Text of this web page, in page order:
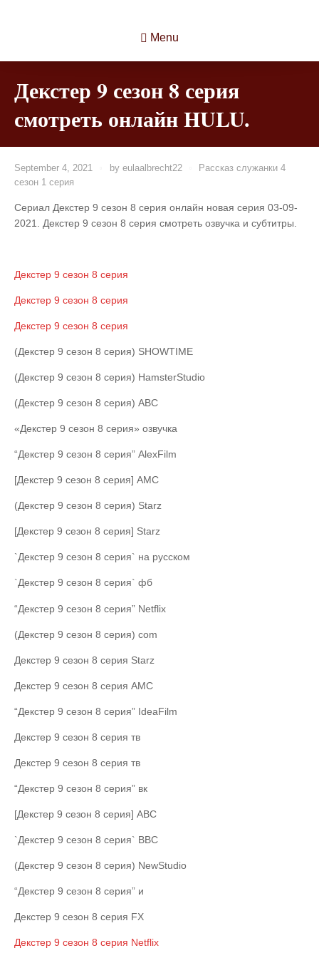
Menu
Декстер 9 сезон 8 серия
смотреть онлайн HULU.
September 4, 2021 by eulaalbrecht22
Рассказ служанки 4
сезон 1 серия
Сериал Декстер 9 сезон 8 серия онлайн новая серия 03-09-
2021. Декстер 9 сезон 8 серия смотреть озвучка и субтитры.
Декстер 9 сезон 8 серия
Декстер 9 сезон 8 серия
Декстер 9 сезон 8 серия
(Декстер 9 сезон 8 серия) SHOWTIME
(Декстер 9 сезон 8 серия) HamsterStudio
(Декстер 9 сезон 8 серия) ABC
«Декстер 9 сезон 8 серия» озвучка
“Декстер 9 сезон 8 серия” AlexFilm
[Декстер 9 сезон 8 серия] AMC
(Декстер 9 сезон 8 серия) Starz
[Декстер 9 сезон 8 серия] Starz
`Декстер 9 сезон 8 серия` на русском
`Декстер 9 сезон 8 серия` фб
“Декстер 9 сезон 8 серия” Netflix
(Декстер 9 сезон 8 серия) com
Декстер 9 сезон 8 серия Starz
Декстер 9 сезон 8 серия AMC
“Декстер 9 сезон 8 серия” IdeaFilm
Декстер 9 сезон 8 серия тв
Декстер 9 сезон 8 серия тв
“Декстер 9 сезон 8 серия” вк
[Декстер 9 сезон 8 серия] ABC
`Декстер 9 сезон 8 серия` BBC
(Декстер 9 сезон 8 серия) NewStudio
“Декстер 9 сезон 8 серия” и
Декстер 9 сезон 8 серия FX
Декстер 9 сезон 8 серия Netflix